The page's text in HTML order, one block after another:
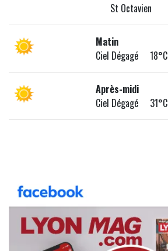
St Octavien
Matin
Ciel Dégagé 18°C
Après-midi
Ciel Dégagé 31°C